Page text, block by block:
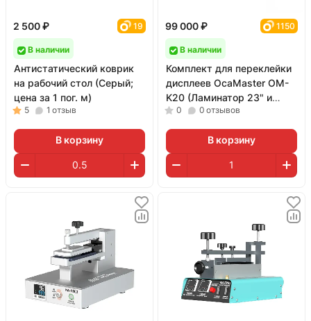
2 500 ₽ 19
В наличии
Антистатический коврик
на рабочий стол (Серый;
цена за 1 пог. м)
5 1 отзыв
В корзину
99 000 ₽ 1150
В наличии
Комплект для переклейки
дисплеев OcaMaster OM-
K20 (Ламинатор 23" и
помпа 4L)
0 0 отзывов
В корзину